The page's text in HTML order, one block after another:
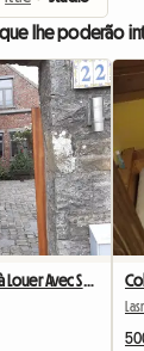
lhe poderão